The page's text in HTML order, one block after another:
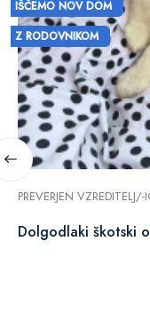
IŠČEMO NOV DOM
Z RODOVNIKOM
PREVERJEN VZREDITELJ/-
Dolgodlaki škotski